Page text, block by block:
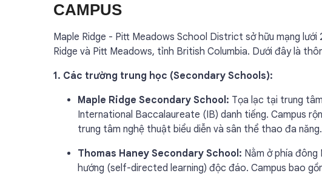
CAMPUS
Maple Ridge - Pitt Meadows School District sở hữu mạng
Ridge và Pitt Meadows, tỉnh British Columbia. Dưới đây là
1. Các trường trung học (Secondary Schools):
Maple Ridge Secondary School: Tọa lạc tại trung
International Baccalaureate (IB) danh tiếng. Campus
trung tâm nghệ thuật biểu diễn và sân thể thao đa năng.
Thomas Haney Secondary School: Nằm ở phía
hướng (self-directed learning) độc đáo. Campus bao